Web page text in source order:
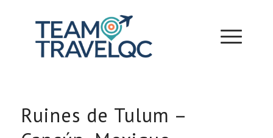
Ruines de Tulum –